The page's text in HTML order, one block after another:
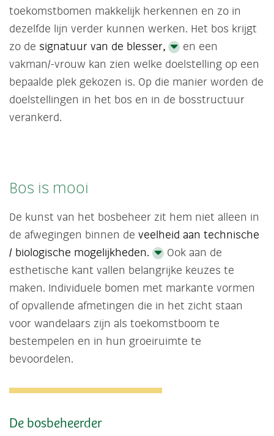
toekomstbomen makkelijk herkennen en zo in
dezelfde lijn verder kunnen werken. Het bos krijgt
zo de signatuur van de blesser,
en een
vakman/-vrouw kan zien welke doelstelling op een
bepaalde plek gekozen is. Op die manier worden de
doelstellingen in het bos en in de bosstructuur
verankerd.
Bos is mooi
De kunst van het bosbeheer zit hem niet alleen in
de afwegingen binnen de veelheid aan technische
/ biologische mogelijkheden.
Ook aan de
esthetische kant vallen belangrijke keuzes te
maken. Individuele bomen met markante vormen
of opvallende afmetingen die in het zicht staan
voor wandelaars zijn als toekomstboom te
bestempelen en in hun groeiruimte te
bevoordelen.
De bosbeheerder